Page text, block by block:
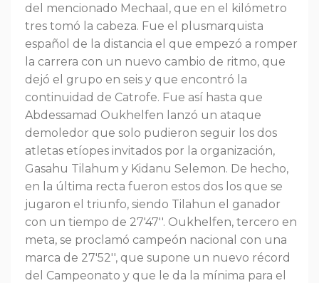
del mencionado Mechaal, que en el kilómetro
tres tomó la cabeza. Fue el plusmarquista
español de la distancia el que empezó a romper
la carrera con un nuevo cambio de ritmo, que
dejó el grupo en seis y que encontró la
continuidad de Catrofe. Fue así hasta que
Abdessamad Oukhelfen lanzó un ataque
demoledor que solo pudieron seguir los dos
atletas etíopes invitados por la organización,
Gasahu Tilahum y Kidanu Selemon. De hecho,
en la última recta fueron estos dos los que se
jugaron el triunfo, siendo Tilahun el ganador
con un tiempo de 27'47''. Oukhelfen, tercero en
meta, se proclamó campeón nacional con una
marca de 27'52'', que supone un nuevo récord
del Campeonato y que le da la mínima para el